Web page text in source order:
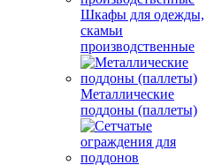
Шкафы для одежды,
скамьи
производственные
Металлические
поддоны (паллеты)